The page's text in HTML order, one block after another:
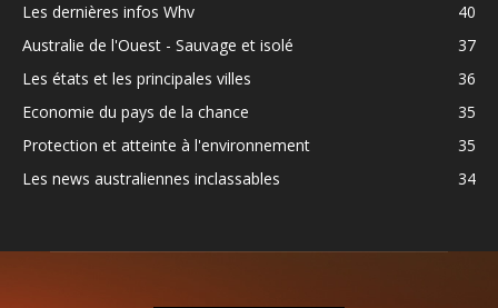
Les dernières infos Whv
40
Australie de l'Ouest - Sauvage et isolé
37
Les états et les principales villes
36
Economie du pays de la chance
35
Protection et atteinte à l'environnement
35
Les news australiennes inclassables
34